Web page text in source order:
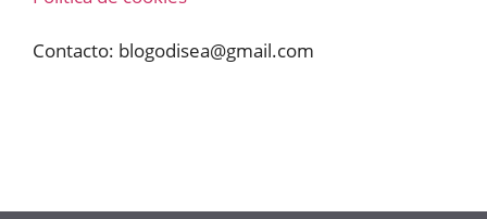
Contacto: blogodisea@gmail.com